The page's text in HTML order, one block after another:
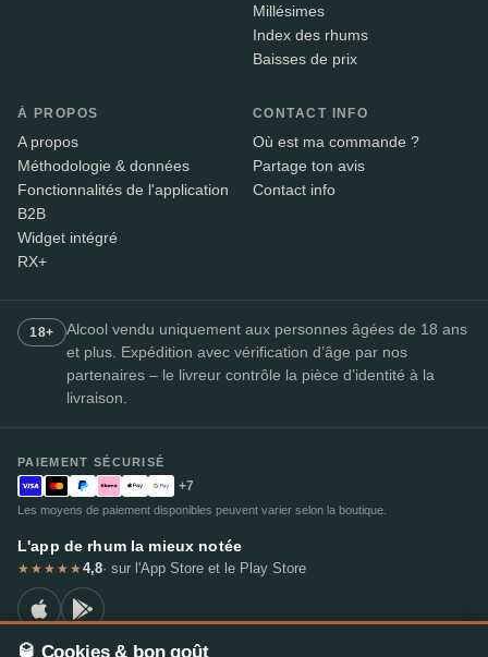
Millésimes
Index des rhums
Baisses de prix
À PROPOS
A propos
Méthodologie & données
Fonctionnalités de l'application
B2B
Widget intégré
RX+
CONTACT INFO
Où est ma commande ?
Partage ton avis
Contact info
18+
Alcool vendu uniquement aux personnes âgées de 18 ans
et plus. Expédition avec vérification d’âge par nos
partenaires – le livreur contrôle la pièce d’identité à la
livraison.
PAIEMENT SÉCURISÉ
+7
Les moyens de paiement disponibles peuvent varier selon la boutique.
L'app de rhum la mieux notée
★★★★★4,8· sur l'App Store et le Play Store
🥃 Cookies & bon goût